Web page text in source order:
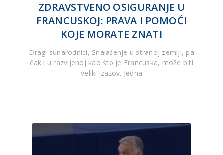
ZDRAVSTVENO OSIGURANJE U
FRANCUSKOJ: PRAVA I POMOĆI
KOJE MORATE ZNATI
Dragi sunarodnici, Snalaženje u stranoj zemlji, pa
čak i u razvijenoj kao što je Francuska, može biti
veliki izazov. Jedna